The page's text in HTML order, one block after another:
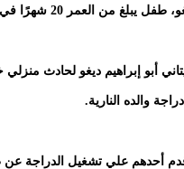
20 شهرًا في حادث خطير... نداء للتبرعات
والده النارية.
أحدهم علي تشغيل الدراجة